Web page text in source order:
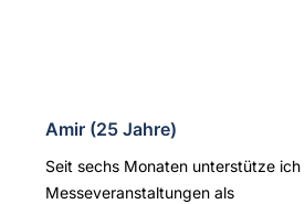
Amir (25 Jahre)
Seit sechs Monaten unterstütze ich
Messeveranstaltungen als